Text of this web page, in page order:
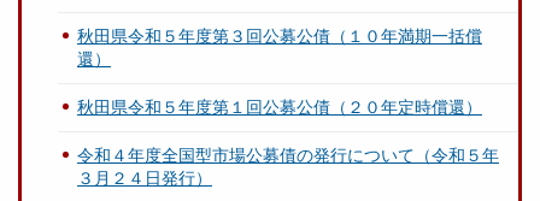
秋田県令和５年度第３回公募公債（１０年満期一括償
還）
秋田県令和５年度第１回公募公債（２０年定時償還）
令和４年度全国型市場公募債の発行について（令和５年
３月２４日発行）